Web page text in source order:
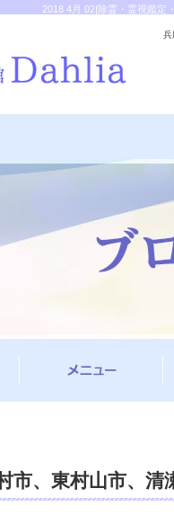
2018 4月 02|除霊・霊視鑑定
兵
市、東村山市、清